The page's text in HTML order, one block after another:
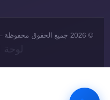
© 2026 جميع الحقوق محفوظة —